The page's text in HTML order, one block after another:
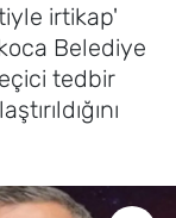
irtikap'
Belediye
tedbir